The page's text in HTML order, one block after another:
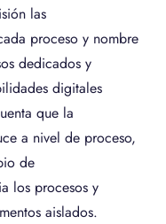
las
proceso y nombre
dedicados y
digitales
que la
a nivel de proceso,
de
los procesos y
aislados.